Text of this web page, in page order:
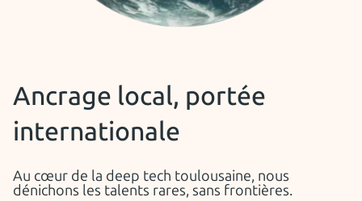
Ancrage local, portée
internationale
Au cœur de la deep tech toulousaine, nous
dénichons les talents rares, sans frontières.